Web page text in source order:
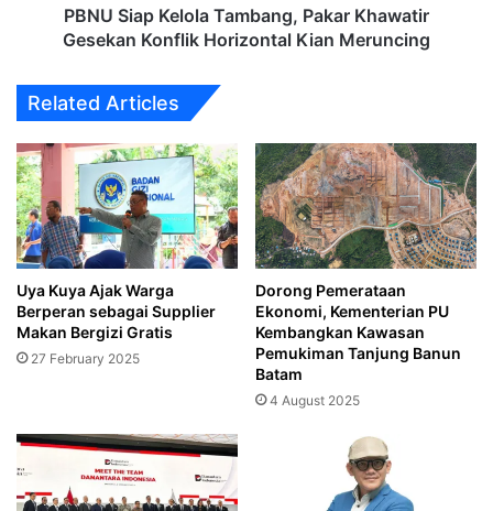
Meruncing
PBNU Siap Kelola Tambang, Pakar Khawatir
Gesekan Konflik Horizontal Kian Meruncing
Related Articles
Uya Kuya Ajak Warga
Berperan sebagai Supplier
Makan Bergizi Gratis
27 February 2025
Dorong Pemerataan
Ekonomi, Kementerian PU
Kembangkan Kawasan
Pemukiman Tanjung Banun
Batam
4 August 2025